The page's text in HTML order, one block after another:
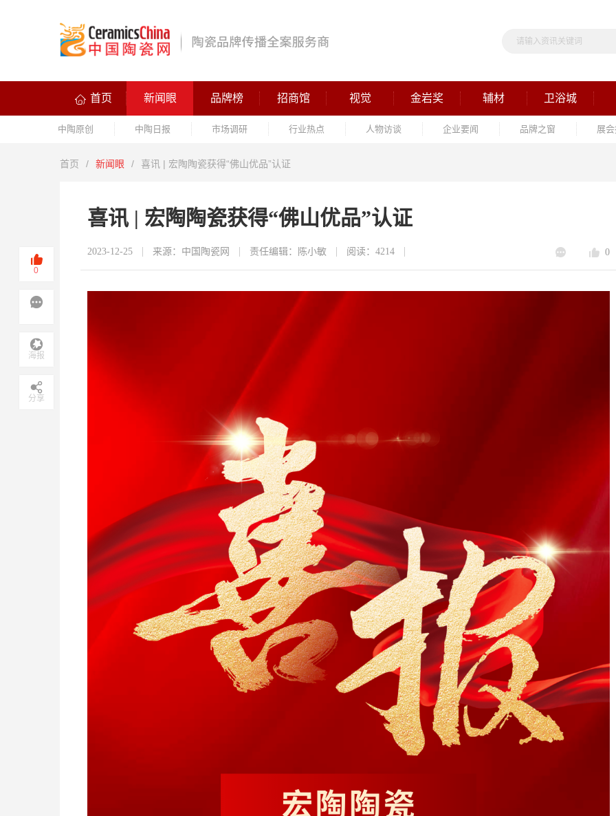
首页 新闻眼 品牌榜 招商馆 视觉 金岩奖 辅材 卫浴城
中陶原创 中陶日报 市场调研 行业热点 人物访谈 企业要闻 品牌之窗 展
首页 / 新闻眼 / 喜讯 | 宏陶陶瓷获得“佛山优品”认证
喜讯 | 宏陶陶瓷获得“佛山优品”认证
2023-12-25 来源：中国陶瓷网 责任编辑：陈小敏 阅读：4214 0
0
海报
分享